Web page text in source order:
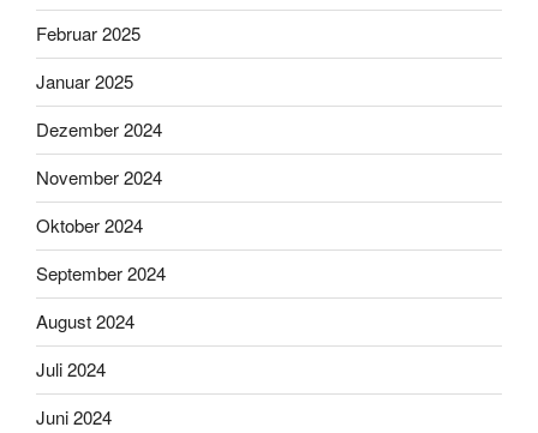
Februar 2025
Januar 2025
Dezember 2024
November 2024
Oktober 2024
September 2024
August 2024
Juli 2024
Juni 2024